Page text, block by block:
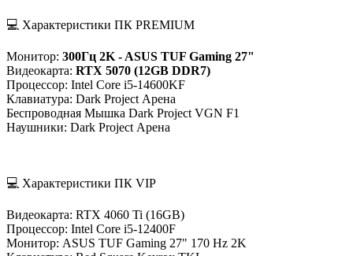
💻 Характеристики ПК PREMIUM
Монитор: 300Гц 2K - ASUS TUF Gaming 27"
Видеокарта: RTX 5070 (12GB DDR7)
Процессор: Intel Core i5-14600KF
Клавиатура: Dark Project Арена
Беспроводная Мышка Dark Project VGN F1
Наушники: Dark Project Арена
💻 Характеристики ПК VIP
Видеокарта: RTX 4060 Ti (16GB)
Процессор: Intel Core i5-12400F
Монитор: ASUS TUF Gaming 27" 170 Hz 2K